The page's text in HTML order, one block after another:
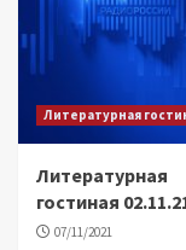
Литературная
Литературная
гостиная
07/11/2021